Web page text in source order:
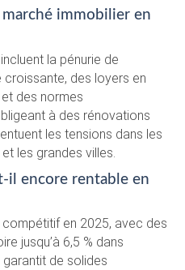
immobilier en
la pénurie de
des loyers en
des normes
à des rénovations
les tensions dans les
les grandes villes.
il encore rentable en
en 2025, avec des
jusqu’à 6,5 % dans
de solides